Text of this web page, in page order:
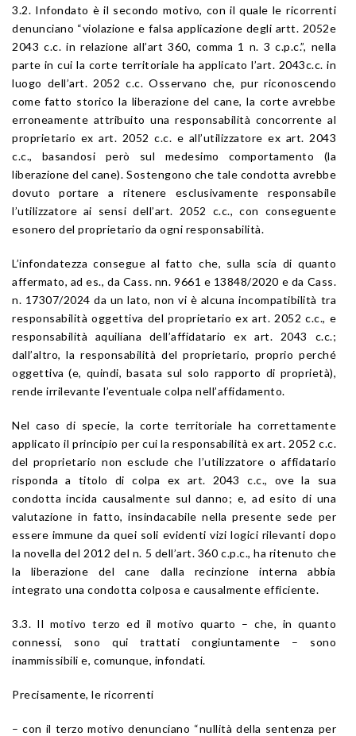
3.2. Infondato è il secondo motivo, con il quale le ricorrenti
denunciano “violazione e falsa applicazione degli artt. 2052e
2043 c.c. in relazione all’art 360, comma 1 n. 3 c.p.c.”, nella
parte in cui la corte territoriale ha applicato l’art. 2043c.c. in
luogo dell’art. 2052 c.c. Osservano che, pur riconoscendo
come fatto storico la liberazione del cane, la corte avrebbe
erroneamente attribuito una responsabilità concorrente al
proprietario ex art. 2052 c.c. e all’utilizzatore ex art. 2043
c.c., basandosi però sul medesimo comportamento (la
liberazione del cane). Sostengono che tale condotta avrebbe
dovuto portare a ritenere esclusivamente responsabile
l’utilizzatore ai sensi dell’art. 2052 c.c., con conseguente
esonero del proprietario da ogni responsabilità.
L’infondatezza consegue al fatto che, sulla scia di quanto
affermato, ad es., da Cass. nn. 9661 e 13848/2020 e da Cass.
n. 17307/2024 da un lato, non vi è alcuna incompatibilità tra
responsabilità oggettiva del proprietario ex art. 2052 c.c., e
responsabilità aquiliana dell’affidatario exart. 2043
c.c.;
dall’altro, la responsabilità del proprietario, proprio perché
oggettiva (e, quindi, basata sul solo rapporto di proprietà),
rende irrilevante l’eventuale colpa nell’affidamento.
Nel caso di specie, la corte territoriale ha correttamente
applicato il principio per cui la responsabilità exart. 2052 c.c.
del proprietario non esclude che l’utilizzatore o affidatario
risponda a titolo di colpa ex art. 2043
c.c., ove la sua
condotta incida causalmente sul danno; e, ad esito di una
valutazione in fatto, insindacabile nella presente sede per
essere immune da quei soli evidenti vizi logici rilevanti dopo
la novella del 2012 del n. 5 dell’art. 360 c.p.c., ha ritenuto che
la liberazione del cane dalla recinzione interna abbia
integrato una condotta colposa e causalmente efficiente.
3.3. Il motivo terzo ed il motivo quarto – che, in quanto
connessi, sono qui trattati congiuntamente – sono
inammissibili e, comunque, infondati.
Precisamente, le ricorrenti
– con il terzo motivo denunciano “nullità della sentenza per